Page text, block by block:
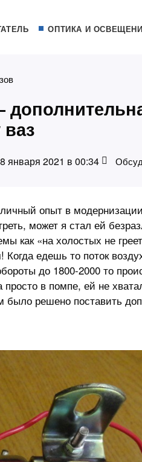
ОПТИКА И
ваз
января 2021 в 00:34
опыт в
может я стал ей
как «на холостых не
едешь то поток
до 1800-2000 то
в помпе, ей не
решено поставить